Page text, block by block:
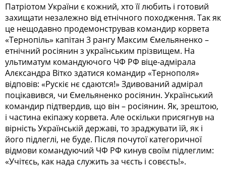
Патріотом України є кожний, хто її любить і готовий
захищати незалежно від етнічного походження. Так як
це нещодавно продемонстрував командир корвета
«Тернопіль» капітан 3 рангу Максим Ємельяненко –
етнічний росіянин з українським прізвищем. На
ультиматум командуючого ЧФ РФ віце-адмірала
Алєксандра Вітко здатися командир «Тернополя»
відповів: «Рускіє нє сдаются!» Здивований адмірал
поцікавився, чи Ємельяненко росіянин. Український
командир підтвердив, що він – росіянин. Як, зрештою,
і частина екіпажу корвета. Але оскільки присягнув на
вірність Українській державі, то зраджувати їй, як і
його підлеглі, не буде. Після почутої категоричної
відмови командуючий ЧФ РФ кинув своїм підлеглим:
«Учітєсь, как нада служить за чєсть і совєсть!».